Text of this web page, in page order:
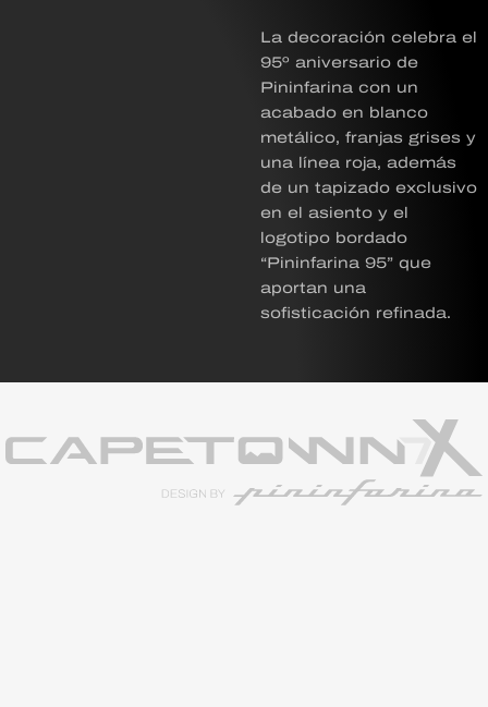
La decoración celebra el
95º aniversario de
Pininfarina con un
acabado en blanco
metálico, franjas grises y
una línea roja, además
de un tapizado exclusivo
en el asiento y el
logotipo bordado
“Pininfarina 95” que
aportan una
sofisticación refinada.